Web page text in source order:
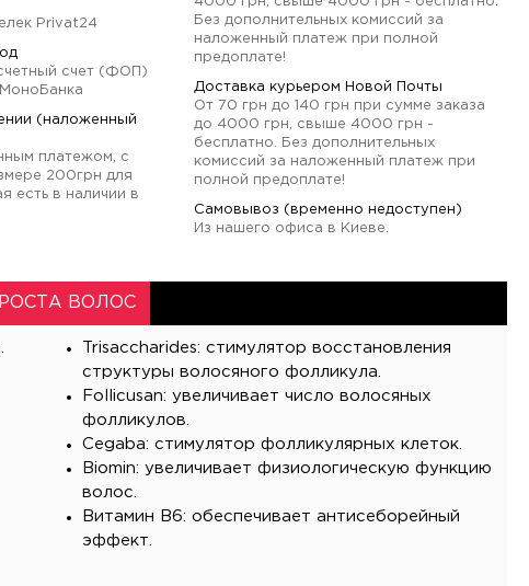
Privat24
счет (ФОП)
(наложенный
платежом, с
200грн для
есть в наличии в
Без дополнительных комиссий за
наложенный платеж при полной
предоплате!
Доставка курьером Новой Почты
От 70 грн до 140 грн при сумме заказа
до 4000 грн, свыше 4000 грн -
бесплатно. Без дополнительных
комиссий за наложенный платеж при
полной предоплате!
Самовывоз (временно недоступен)
Из нашего офиса в Киеве.
ВОЛОС
Trisaccharides: стимулятор восстановления
структуры волосяного фолликула.
Follicusan: увеличивает число волосяных
фолликулов.
Cegaba: стимулятор фолликулярных клеток.
Biomin: увеличивает физиологическую функцию
волос.
Витамин B6: обеспечивает антисеборейный
эффект.